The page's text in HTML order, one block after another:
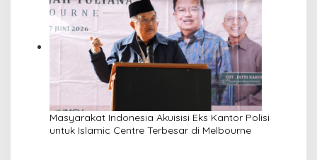
Masyarakat Indonesia Akuisisi Eks Kantor Polisi
untuk Islamic Centre Terbesar di Melbourne